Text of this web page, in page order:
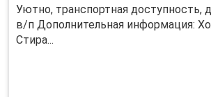
Уютно, транспортная доступность,
в/п Дополнительная информация:
Стира...